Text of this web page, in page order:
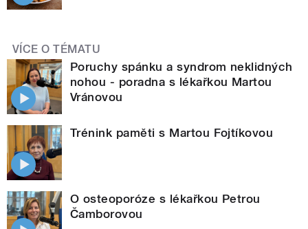
VÍCE O TÉMATU
Poruchy spánku a syndrom neklidných
nohou - poradna s lékařkou Martou
Vránovou
Trénink paměti s Martou Fojtíkovou
O osteoporóze s lékařkou Petrou
Čamborovou